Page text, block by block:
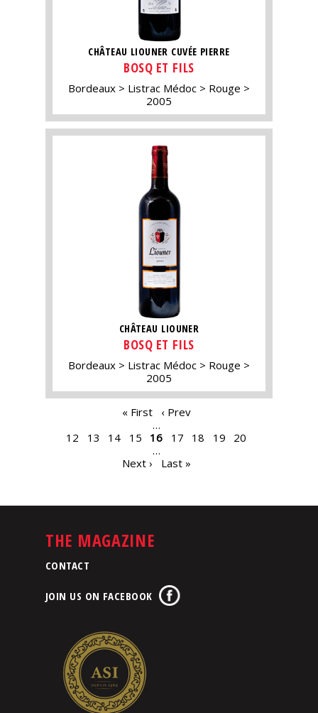
CHÂTEAU LIOUNER CUVÉE PIERRE
BOSQ ET FILS
Bordeaux Listrac Médoc
Rouge
2005
CHÂTEAU LIOUNER
BOSQ ET FILS
Bordeaux Listrac Médoc
Rouge
2005
« First
‹ Prev
…
12
13 14 15 16 17 18 19
20
…
Next ›
Last »
THE MAGAZINE
CONTACT
JOIN US ON FACEBOOK